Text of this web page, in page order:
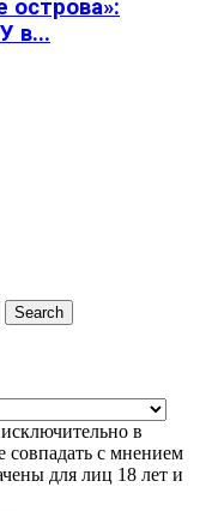
острова»:
в...
Search
в
совпадать с мнением
для лиц 18 лет и